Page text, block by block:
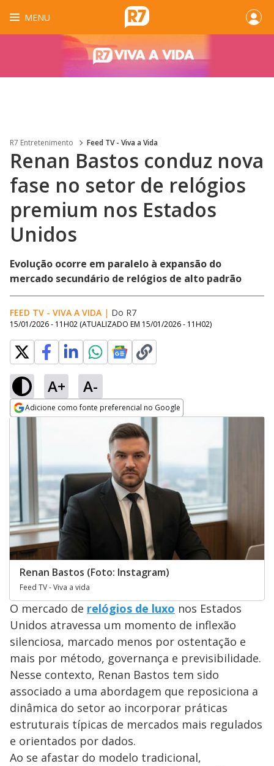
MENU
R7 Entretenimento Feed TV - Viva a Vida
Renan Bastos conduz nova
fase no setor de relógios
premium nos Estados
Unidos
Evolução ocorre em paralelo à expansão do
mercado secundário de relógios de alto padrão
FEED TV - VIVA A VIDA | Do R7
15/01/2026 - 11H02 (ATUALIZADO EM 15/01/2026 - 11H02)
A+ A-
Adicione como fonte preferencial no Google
Opens in new window
Renan Bastos (Foto: Instagram)
Feed TV - Viva a vida
O mercado de relógios de luxo nos Estados
Unidos atravessa um momento de inflexão
silenciosa, marcado menos por ostentação e
mais por método, governança e previsibilidade.
Nesse contexto, Renan Bastos tem sido
associado a uma abordagem que reposiciona a
dinâmica do setor ao incorporar práticas
estruturais típicas de mercados mais regulados
e orientados por dados.
Ao se afastar do modelo tradicional,